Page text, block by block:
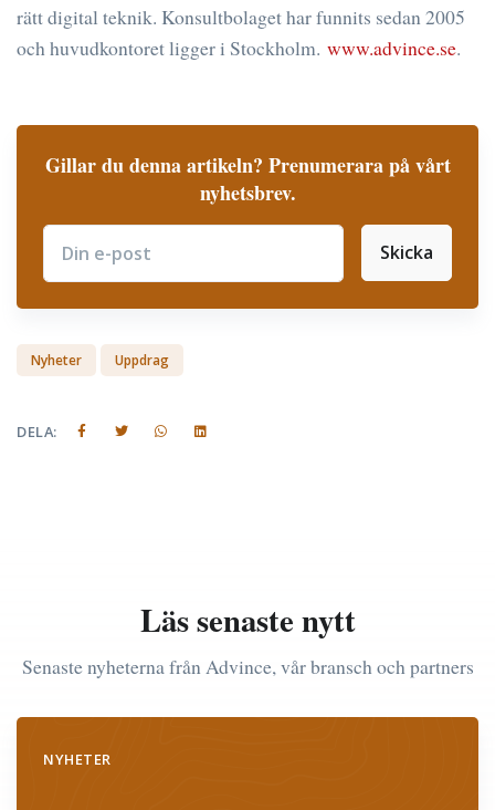
rätt digital teknik. Konsultbolaget har funnits sedan 2005
och huvudkontoret ligger i Stockholm. www.advince.se.
Gillar du denna artikeln? Prenumerara på vårt
nyhetsbrev.
Subscribe
Skicka
Nyheter Uppdrag
DELA:
Läs senaste nytt
Senaste nyheterna från Advince, vår bransch och partners
NYHETER